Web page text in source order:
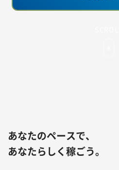
あなたのペースで、
あなたらしく稼ごう。